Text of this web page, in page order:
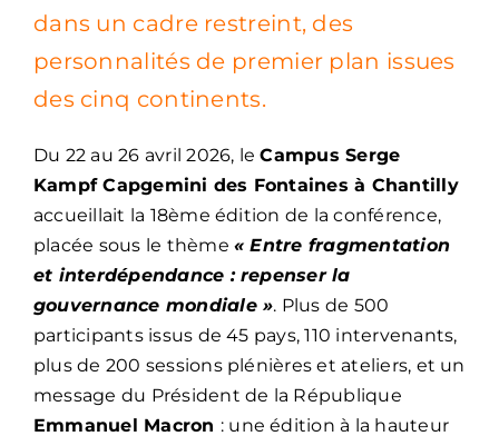
dans un cadre restreint, des
personnalités de premier plan issues
des cinq continents.
Du 22 au 26 avril 2026, leCampus Serge
Kampf Capgemini des Fontaines à Chantilly
accueillait la 18ème édition de la conférence,
placée sous le thème« Entre fragmentation
et interdépendance : repenser la
gouvernance mondiale ». Plus de 500
participants issus de 45 pays, 110 intervenants,
plus de 200 sessions plénières et ateliers, et un
message du Président de la République
Emmanuel Macron : une édition à la hauteur